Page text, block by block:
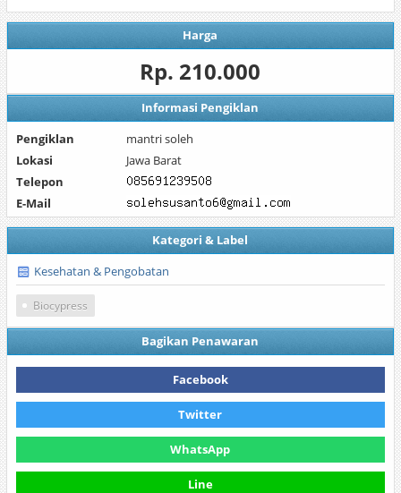
Harga
Rp. 210.000
Informasi Pengiklan
Pengiklan
mantri soleh
Lokasi
Jawa Barat
Telepon
E-Mail
Kategori & Label
Kesehatan & Pengobatan
Biocypress
Bagikan Penawaran
Facebook
Twitter
WhatsApp
Line